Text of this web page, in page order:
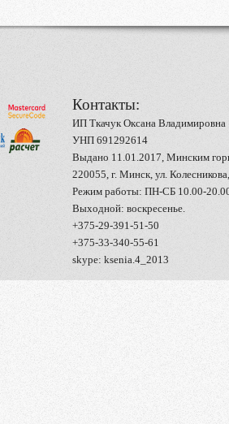
Контакты:
ИП Ткачук Оксана Владимировна
УНП 691292614
Выдано 11.01.2017, Минским
220055, г. Минск, ул.
Режим работы: ПН-СБ 10.00-
Выходной: воскресенье.
+375-29-391-51-50
+375-33-340-55-61
skype: ksenia.4_2013